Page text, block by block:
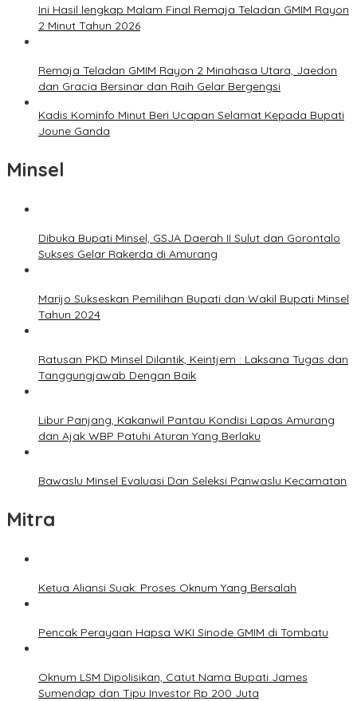
Ini Hasil lengkap Malam Final Remaja Teladan GMIM Rayon
2 Minut Tahun 2026
Remaja Teladan GMIM Rayon 2 Minahasa Utara, Jaedon
dan Gracia Bersinar dan Raih Gelar Bergengsi
Kadis Kominfo Minut Beri Ucapan Selamat Kepada Bupati
Joune Ganda
Minsel
Dibuka Bupati Minsel, GSJA Daerah II Sulut dan Gorontalo
Sukses Gelar Rakerda di Amurang
Marijo Sukseskan Pemilihan Bupati dan Wakil Bupati Minsel
Tahun 2024
Ratusan PKD Minsel Dilantik, Keintjem : Laksana Tugas dan
Tanggungjawab Dengan Baik
Libur Panjang, Kakanwil Pantau Kondisi Lapas Amurang
dan Ajak WBP Patuhi Aturan Yang Berlaku
Bawaslu Minsel Evaluasi Dan Seleksi Panwaslu Kecamatan
Mitra
Ketua Aliansi Suak: Proses Oknum Yang Bersalah
Pencak Perayaan Hapsa WKI Sinode GMIM di Tombatu
Oknum LSM Dipolisikan, Catut Nama Bupati James
Sumendap dan Tipu Investor Rp 200 Juta